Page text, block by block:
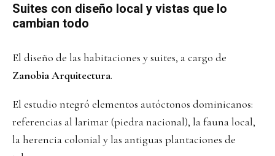
Suites con diseño local y vistas que lo
cambian todo
El diseño de las habitaciones y suites, a cargo de
Zanobia Arquitectura.
El estudio ntegró elementos autóctonos dominicanos:
referencias al larimar (piedra nacional), la fauna local,
la herencia colonial y las antiguas plantaciones de